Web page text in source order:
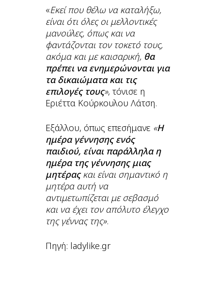
«Εκεί που θέλω να καταλήξω,
είναι ότι όλες οι μελλοντικές
μανούλες, όπως και να
φαντάζονται τον τοκετό τους,
ακόμα και με καισαρική, θα
πρέπει να ενημερώνονται για
τα δικαιώματα και τις
επιλογές τους», τόνισε η
Εριέττα Κούρκουλου Λάτση.
Εξάλλου, όπως επεσήμανε «Η
ημέρα γέννησης ενός
παιδιού, είναι παράλληλα η
ημέρα της γέννησης μιας
μητέραςκαι είναι σημαντικό η
μητέρα αυτή να
αντιμετωπίζεται με σεβασμό
και να έχει τον απόλυτο έλεγχο
της γέννας της».
Πηγή: ladylike.gr